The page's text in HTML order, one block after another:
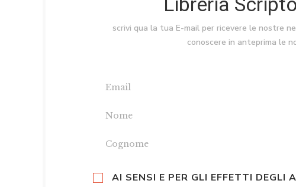
scrivi qua la tua E-mail per ricevere le nostre
conoscere in anteprima le
AI SENSI E PER GLI EFFETTI DEGLI